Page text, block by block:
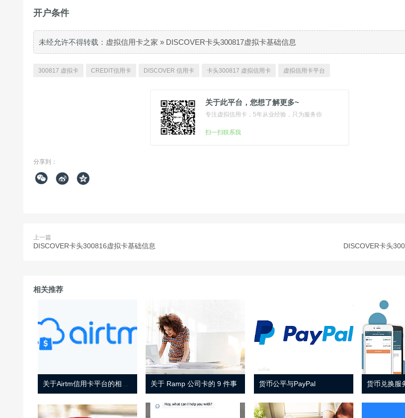
开户条件
未经允许不得转载： 虚拟信用卡之家 » DISCOVER卡头300817虚拟卡基础信息
300817 虚拟卡 CREDIT信用卡 DISCOVER 信用卡 卡头300817 虚拟信用卡 虚拟信用卡平台
关于此平台，您想了解更多~
专注虚拟信用卡，5年从业经验，只为服务你
扫一扫联系我
分享到：
  
上一篇
DISCOVER卡头300816虚拟卡基础信息 DISCOVER卡头
相关推荐
关于 Ramp 公司卡的 9 件事 货币公平与PayPal 货币兑换服